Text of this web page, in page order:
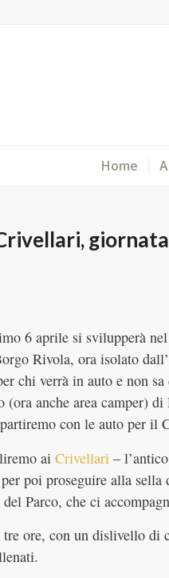
Home
6 aprile si svilupperà nel
Rivola, ora isolato
chi verrà in auto e non
(ora anche area camper)
con le auto per il
ai Crivellari –
poi proseguire alla sella
Parco, che ci
ore, con un dislivello di